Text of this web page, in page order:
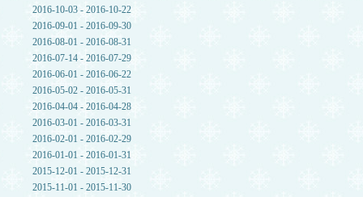
2016-10-03 - 2016-10-22
2016-09-01 - 2016-09-30
2016-08-01 - 2016-08-31
2016-07-14 - 2016-07-29
2016-06-01 - 2016-06-22
2016-05-02 - 2016-05-31
2016-04-04 - 2016-04-28
2016-03-01 - 2016-03-31
2016-02-01 - 2016-02-29
2016-01-01 - 2016-01-31
2015-12-01 - 2015-12-31
2015-11-01 - 2015-11-30